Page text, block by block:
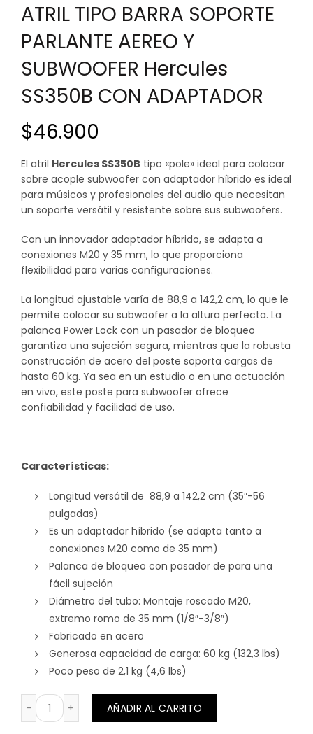
ATRIL TIPO BARRA SOPORTE
PARLANTE AEREO Y
SUBWOOFER Hercules
SS350B CON ADAPTADOR
$46.900
El atril Hercules SS350B tipo «pole» ideal para colocar
sobre acople subwoofer con adaptador híbrido es ideal
para músicos y profesionales del audio que necesitan
un soporte versátil y resistente sobre sus subwoofers.
Con un innovador adaptador híbrido, se adapta a
conexiones M20 y 35 mm, lo que proporciona
flexibilidad para varias configuraciones.
La longitud ajustable varía de 88,9 a 142,2 cm, lo que le
permite colocar su subwoofer a la altura perfecta. La
palanca Power Lock con un pasador de bloqueo
garantiza una sujeción segura, mientras que la robusta
construcción de acero del poste soporta cargas de
hasta 60 kg. Ya sea en un estudio o en una actuación
en vivo, este poste para subwoofer ofrece
confiabilidad y facilidad de uso.
Características:
Longitud versátil de 88,9 a 142,2 cm (35″-56
pulgadas)
Es un adaptador híbrido (se adapta tanto a
conexiones M20 como de 35 mm)
Palanca de bloqueo con pasador de para una
fácil sujeción
Diámetro del tubo: Montaje roscado M20,
extremo romo de 35 mm (1/8″-3/8″)
Fabricado en acero
Generosa capacidad de carga: 60 kg (132,3 lbs)
Poco peso de 2,1 kg (4,6 lbs)
ATRIL TIPO BARRA SOPORTE PARLANTE AEREO Y
AÑADIR AL CARRITO